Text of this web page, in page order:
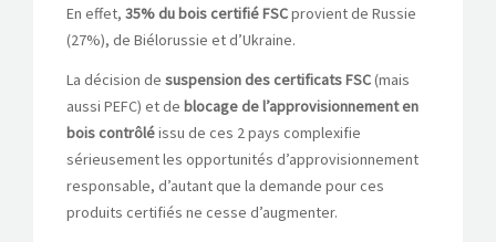
En effet, 35% du bois certifié FSCprovient de Russie
(27%), de Biélorussie et d’Ukraine.
La décision de suspension des certificats FSC(mais
aussi PEFC) et de blocage de l’approvisionnement en
bois contrôléissu de ces 2 pays complexifie
sérieusement les opportunités d’approvisionnement
responsable, d’autant que la demande pour ces
produits certifiés ne cesse d’augmenter.